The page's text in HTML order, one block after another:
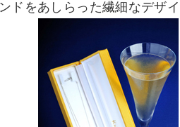
ドをあしらった繊細なデザイ